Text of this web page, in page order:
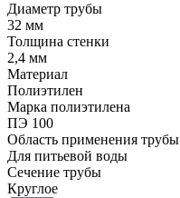
Диаметр трубы
32 мм
Толщина стенки
2,4 мм
Материал
Полиэтилен
Марка полиэтилена
ПЭ 100
Область применения трубы
Для питьевой воды
Сечение трубы
Круглое